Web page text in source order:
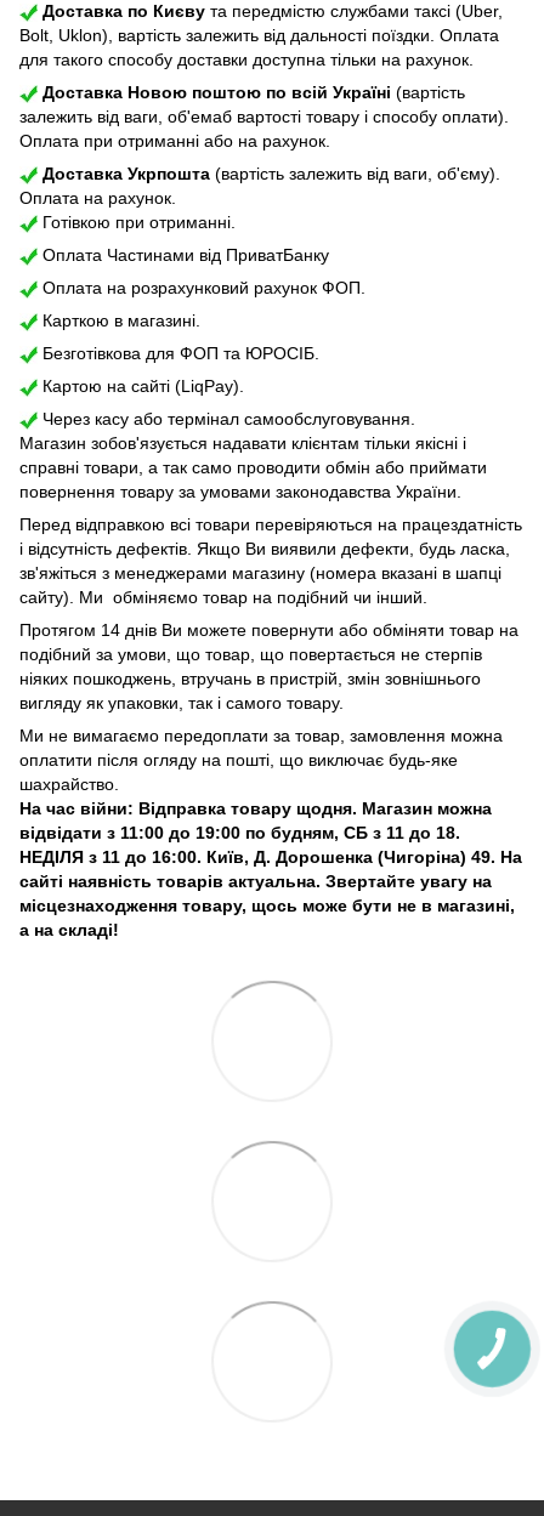
Доставка по Києву та передмістю службами таксі (Uber,
Bolt, Uklon), вартість залежить від дальності поїздки. Оплата
для такого способу доставки доступна тільки на рахунок.
Доставка Новою поштою по всій Україні (вартість
залежить від ваги, об'емаб вартості товару і способу оплати).
Оплата при отриманні або на рахунок.
Доставка Укрпошта (вартість залежить від ваги, об'єму).
Оплата на рахунок.
Готівкою при отриманні.
Оплата Частинами від ПриватБанку
Оплата на розрахунковий рахунок ФОП.
Карткою в магазині.
Безготівкова для ФОП та ЮРОСІБ.
Картою на сайті (LiqPay).
Через касу або термінал самообслуговування.
Магазин зобов'язується надавати клієнтам тільки якісні і
справні товари, а так само проводити обмін або приймати
повернення товару за умовами законодавства України.
Перед відправкою всі товари перевіряються на працездатність
і відсутність дефектів. Якщо Ви виявили дефекти, будь ласка,
зв'яжіться з менеджерами магазину (номера вказані в шапці
сайту). Ми обміняємо товар на подібний чи інший.
Протягом 14 днів Ви можете повернути або обміняти товар на
подібний за умови, що товар, що повертається не стерпів
ніяких пошкоджень, втручань в пристрій, змін зовнішнього
вигляду як упаковки, так і самого товару.
Ми не вимагаємо передоплати за товар, замовлення можна
оплатити після огляду на пошті, що виключає будь-яке
шахрайство.
На час війни: Відправка товару щодня. Магазин можна
відвідати з 11:00 до 19:00 по будням, СБ з 11 до 18.
НЕДІЛЯ з 11 до 16:00. Київ, Д. Дорошенка (Чигоріна) 49. На
сайті наявність товарів актуальна. Звертайте увагу на
місцезнаходження товару, щось може бути не в магазині,
а на складі!